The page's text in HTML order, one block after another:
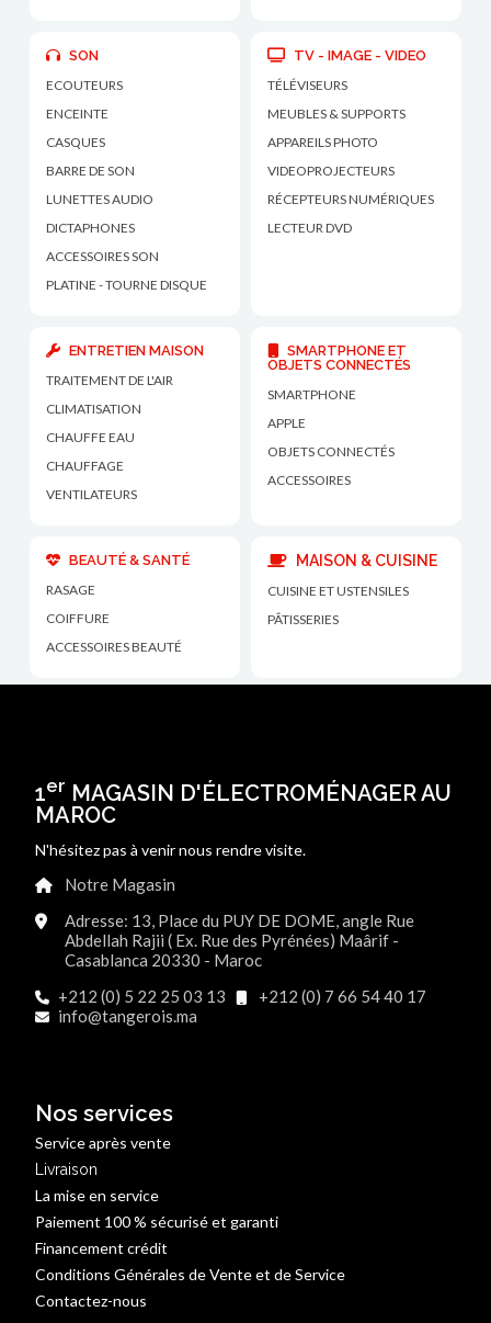
SON
ECOUTEURS
ENCEINTE
CASQUES
BARRE DE SON
LUNETTES AUDIO
DICTAPHONES
ACCESSOIRES SON
PLATINE - TOURNE DISQUE
TV - IMAGE - VIDEO
TÉLÉVISEURS
MEUBLES & SUPPORTS
APPAREILS PHOTO
VIDEOPROJECTEURS
RÉCEPTEURS NUMÉRIQUES
LECTEUR DVD
ENTRETIEN MAISON
TRAITEMENT DE L'AIR
CLIMATISATION
CHAUFFE EAU
CHAUFFAGE
VENTILATEURS
SMARTPHONE ET
OBJETS CONNECTÉS
SMARTPHONE
APPLE
OBJETS CONNECTÉS
ACCESSOIRES
BEAUTÉ & SANTÉ
RASAGE
COIFFURE
ACCESSOIRES BEAUTÉ
MAISON & CUISINE
CUISINE ET USTENSILES
PÂTISSERIES
1er MAGASIN D'ÉLECTROMÉNAGER AU
MAROC
N'hésitez pas à venir nous rendre visite.
Notre Magasin
Adresse: 13, Place du PUY DE DOME, angle Rue
Abdellah Rajii ( Ex. Rue des Pyrénées) Maârif -
Casablanca 20330 - Maroc
+212 (0) 5 22 25 03 13
+212 (0) 7 66 54 40 17
info@tangerois.ma
Nos services
Service après vente
Livraison
La mise en service
Paiement 100 % sécurisé et garanti
Financement crédit
Conditions Générales de Vente et de Service
Contactez-nous